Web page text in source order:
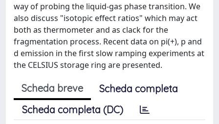
way of probing the liquid-gas phase transition. We
also discuss "isotopic effect ratios" which may act
both as thermometer and as clack for the
fragmentation process. Recent data on pi(+), p and
d emission in the first slow ramping experiments at
the CELSIUS storage ring are presented.
Scheda breve
Scheda completa
Scheda completa (DC)